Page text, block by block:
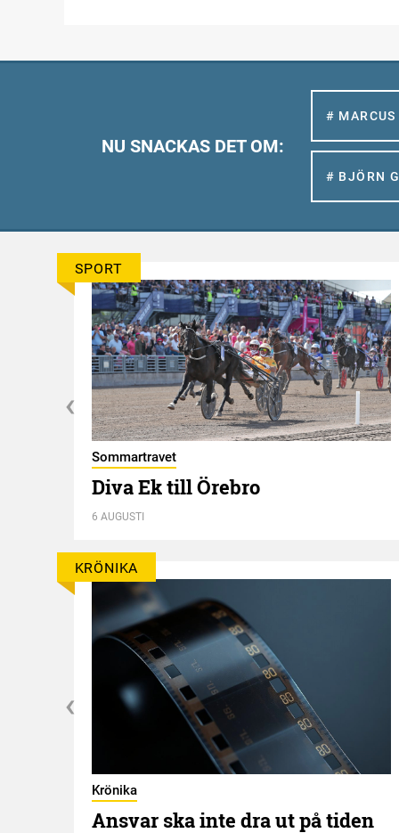
NU SNACKAS DET OM:
#
# BJÖRN
SPORT
Sommartravet
Diva Ek till Örebro
6 AUGUSTI
KRÖNIKA
Krönika
Ansvar ska inte dra ut på tiden